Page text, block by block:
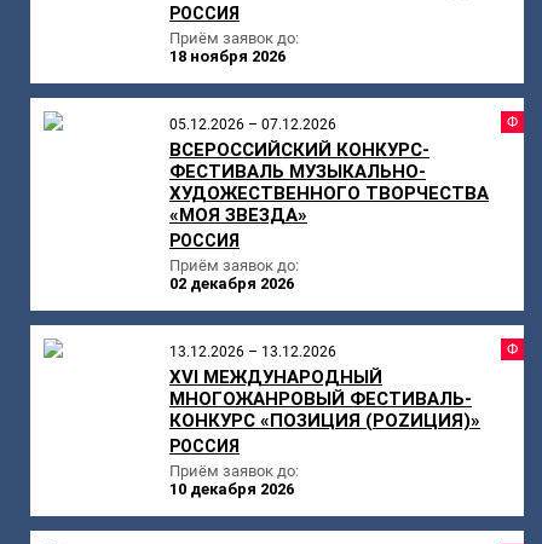
РОССИЯ
Приём заявок до:
18 ноября 2026
05.12.2026 – 07.12.2026
ВСЕРОССИЙСКИЙ КОНКУРС-
ФЕСТИВАЛЬ МУЗЫКАЛЬНО-
ХУДОЖЕСТВЕННОГО ТВОРЧЕСТВА
«МОЯ ЗВЕЗДА»
РОССИЯ
Приём заявок до:
02 декабря 2026
13.12.2026 – 13.12.2026
XVI МЕЖДУНАРОДНЫЙ
МНОГОЖАНРОВЫЙ ФЕСТИВАЛЬ-
КОНКУРС «ПОЗИЦИЯ (РОZИЦИЯ)»
РОССИЯ
Приём заявок до:
10 декабря 2026